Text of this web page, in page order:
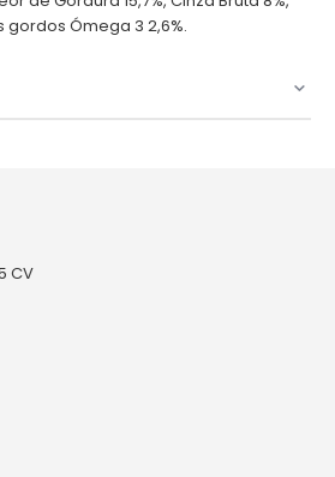
gordos Ómega 3 2,6%.
CV